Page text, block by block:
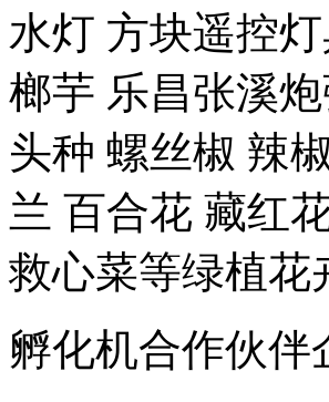
水灯 方块遥控
榔芋 乐昌张溪
头种 螺丝椒 辣
兰 百合花 藏红
救心菜等绿植花
孵化机合作伙伴